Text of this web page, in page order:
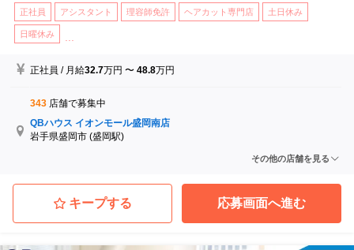
正社員 アシスタント 理容師免許 ヘアカット専門店 土日休み
日曜休み ...
正社員 / 月給32.7万円 〜48.8万円
343 店舗で募集中
QBハウス イオンモール盛岡南店
岩手県盛岡市 (盛岡駅)
QBハウス イオンモール名取店
宮城県名取市
(杜せきのした駅 徒歩 3分)
QBハウス イオンタウン弘前樋の口店
青森県弘前市 (弘高下駅)
QBハウス イオンモール水戸内原店
その他の店舗を見る
キープする 応募画面へ進む